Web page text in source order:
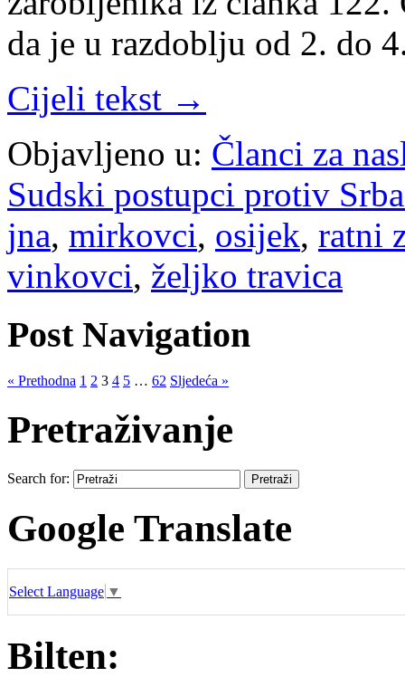
da je u razdoblju od 2. do
Cijeli tekst →
Objavljeno u: Članci za
Sudski postupci protiv
jna, mirkovci, osijek, ratni
vinkovci, željko travica
Post Navigation
« Prethodna 1 2 3 4 5 … 62 Sljedeća »
Pretraživanje
Search for:
Google Translate
Select Language ▼
Bilten: